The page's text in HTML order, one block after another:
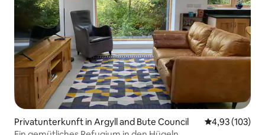
Privatunterkunft in Argyll and Bute Council
4,93 (103)